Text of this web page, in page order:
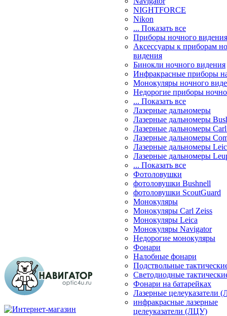
NIGHTFORCE
Nikon
... Показать все
Приборы ночного видения
Аксессуары к приборам
видения
Бинокли ночного видения
Инфракрасные приборы
Монокуляры ночного
Недорогие приборы
... Показать все
Лазерные дальномеры
Лазерные дальномеры
Лазерные дальномеры
Лазерные дальномеры
Лазерные дальномеры
Лазерные дальномеры
... Показать все
Фотоловушки
фотоловушки Bushnell
фотоловушки ScoutGuard
Монокуляры
Монокуляры Carl Zeiss
Монокуляры Leica
Монокуляры Navigator
Недорогие монокуляры
Фонари
Налобные фонари
Подствольные
Светодиодные
Фонари на батарейках
Лазерные целеуказатели
инфракрасные лазерные
целеуказатели (ЛЦУ)